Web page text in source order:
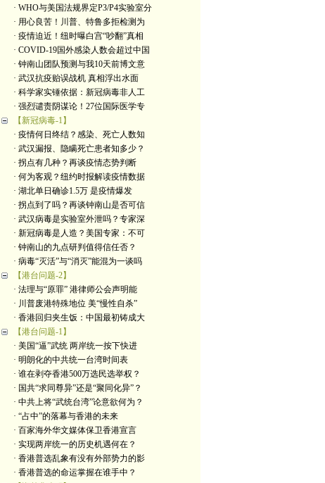
· WHO与美国法规界定P3/P4实验室分
· 用心良苦！川普、特鲁多拒检测为
· 疫情迫近！纽时曝白宫“吵翻”真相
· COVID-19国外感染人数会超过中国
· 钟南山团队预测与我10天前博文意
· 武汉抗疫贻误战机 真相浮出水面
· 科学家实锤依据：新冠病毒非人工
· 强烈谴责阴谋论！27位国际医学专
【新冠病毒-1】
· 疫情何日终结？感染、死亡人数知
· 武汉漏报、隐瞒死亡患者知多少？
· 拐点有几种？再谈疫情态势判断
· 何为客观？纽约时报解读疫情数据
· 湖北单日确诊1.5万 是疫情爆发
· 拐点到了吗？再谈钟南山是否可信
· 武汉病毒是实验室外泄吗？专家深
· 新冠病毒是人造？美国专家：不可
· 钟南山的九点研判值得信任否？
· 病毒“灭活”与“消灭”能混为一谈吗
【港台问题-2】
· 法理与“原罪” 港律师公会声明能
· 川普废港特殊地位 美“慢性自杀”
· 香港回归夹生饭：中国最初铸成大
【港台问题-1】
· 美国“逼”武统 两岸统一按下快进
· 明朗化的中共统一台湾时间表
· 谁在剥夺香港500万选民选举权？
· 国共“求同尊异”还是“聚同化异”？
· 中共上将“武统台湾”论意欲何为？
· “占中”的落幕与香港的未来
· 百家海外华文媒体保卫香港宣言
· 实现两岸统一的历史机遇何在？
· 香港普选乱象有没有外部势力的影
· 香港普选的命运掌握在谁手中？